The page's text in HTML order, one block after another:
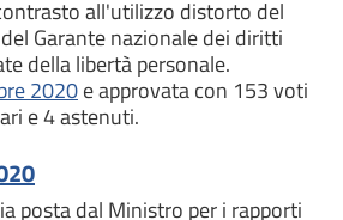
all'utilizzo distorto del
Garante nazionale dei diritti
della libertà personale.
2020e approvata con 153 voti
e 4 astenuti.
posta dal Ministro per i rapporti